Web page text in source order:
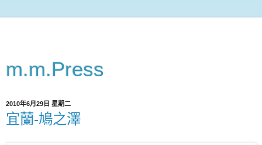
m.m.Press
2010年6月29日 星期二
宜蘭-鳩之澤